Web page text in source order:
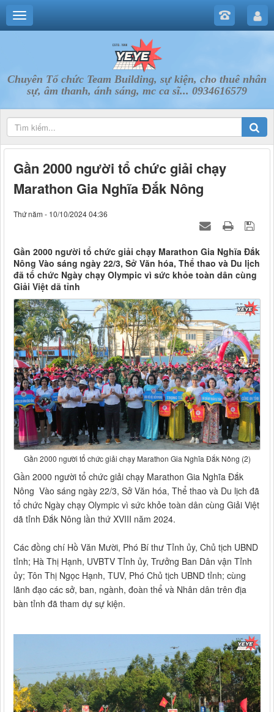
Chuyên Tổ chức Team Building, sự kiện, cho thuê nhân
sự, âm thanh, ánh sáng, mc ca sĩ... 0934616579
Gần 2000 người tổ chức giải chạy
Marathon Gia Nghĩa Đắk Nông
Thứ năm - 10/10/2024 04:36
Gần 2000 người tổ chức giải chạy Marathon Gia Nghĩa Đắk
Nông Vào sáng ngày 22/3, Sở Văn hóa, Thể thao và Du lịch
đã tổ chức Ngày chạy Olympic vì sức khỏe toàn dân cùng
Giải Việt dã tỉnh
Gần 2000 người tổ chức giải chạy Marathon Gia Nghĩa Đắk Nông (2)
Gần 2000 người tổ chức giải chạy Marathon Gia Nghĩa Đắk
Nông Vào sáng ngày 22/3, Sở Văn hóa, Thể thao và Du lịch đã
tổ chức Ngày chạy Olympic vì sức khỏe toàn dân cùng Giải Việt
dã tỉnh Đắk Nông lần thứ XVIII năm 2024.
Các đồng chí Hồ Văn Mười, Phó Bí thư Tỉnh ủy, Chủ tịch UBND
tỉnh; Hà Thị Hạnh, UVBTV Tỉnh ủy, Trưởng Ban Dân vận Tỉnh
ủy; Tôn Thị Ngọc Hạnh, TUV, Phó Chủ tịch UBND tỉnh; cùng
lãnh đạo các sở, ban, ngành, đoàn thể và Nhân dân trên địa
bàn tỉnh đã tham dự sự kiện.